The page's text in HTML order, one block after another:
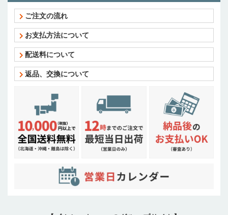
ご注文の流れ
お支払方法について
配送料について
返品、交換について